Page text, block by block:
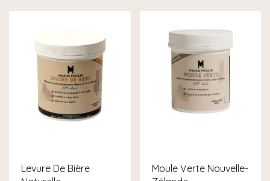
Levure De Bière
Moule Verte Nouvelle-